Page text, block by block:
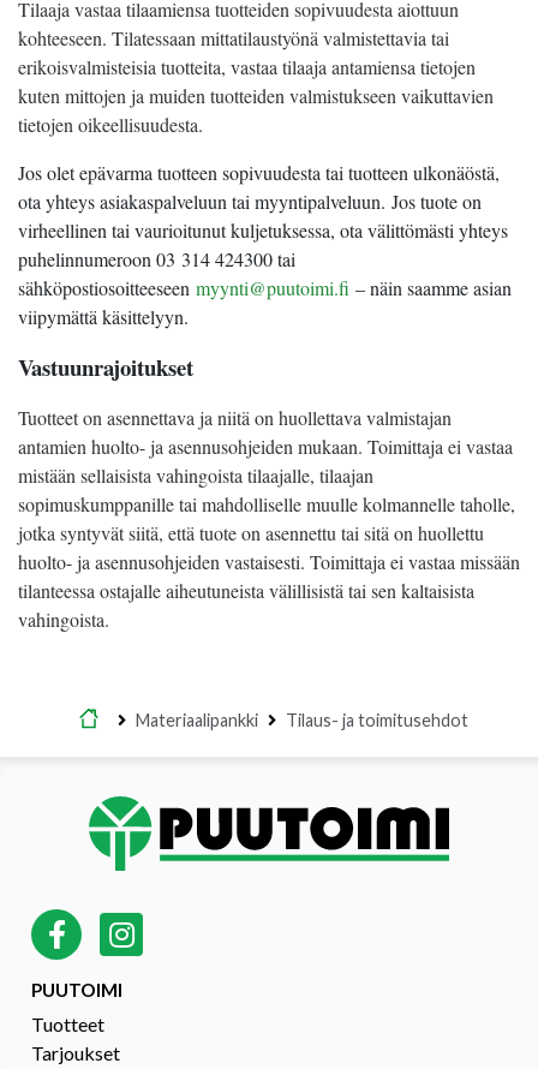
Tilaaja vastaa tilaamiensa tuotteiden sopivuudesta aiottuun
kohteeseen. Tilatessaan mittatilaustyönä valmistettavia tai
erikoisvalmisteisia tuotteita, vastaa tilaaja antamiensa tietojen
kuten mittojen ja muiden tuotteiden valmistukseen vaikuttavien
tietojen oikeellisuudesta.
Jos olet epävarma tuotteen sopivuudesta tai tuotteen ulkonäöstä,
ota yhteys asiakaspalveluun tai myyntipalveluun. Jos tuote on
virheellinen tai vaurioitunut kuljetuksessa, ota välittömästi yhteys
puhelinnumeroon 03 314 424300 tai
sähköpostiosoitteeseen myynti@puutoimi.fi – näin saamme asian
viipymättä käsittelyyn.
Vastuunrajoitukset
Tuotteet on asennettava ja niitä on huollettava valmistajan
antamien huolto- ja asennusohjeiden mukaan. Toimittaja ei vastaa
mistään sellaisista vahingoista tilaajalle, tilaajan
sopimuskumppanille tai mahdolliselle muulle kolmannelle taholle,
jotka syntyvät siitä, että tuote on asennettu tai sitä on huollettu
huolto- ja asennusohjeiden vastaisesti. Toimittaja ei vastaa missään
tilanteessa ostajalle aiheutuneista välillisistä tai sen kaltaisista
vahingoista.
Etusivu
Materiaalipankki Tilaus- ja toimitusehdot
PUUTOIMI
Tuotteet
Tarjoukset